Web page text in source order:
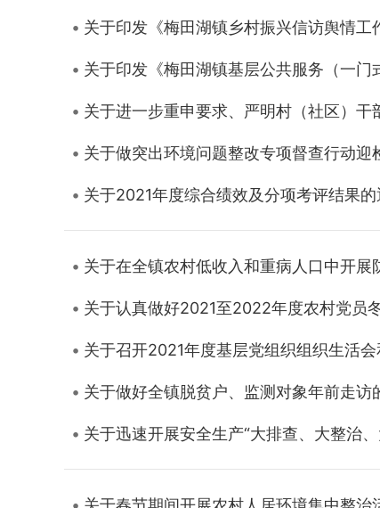
关于印发《梅田湖镇乡村振兴信访舆情工
关于印发《梅田湖镇基层公共服务（一
关于进一步重申要求、严明村（社区）干
关于做突出环境问题整改专项督查行动迎
关于2021年度综合绩效及分项考评结果的
关于在全镇农村低收入和重病人口中开展
关于认真做好2021至2022年度农村党员
关于召开2021年度基层党组织组织生活
关于做好全镇脱贫户、监测对象年前走访
关于迅速开展安全生产“大排查、大整治